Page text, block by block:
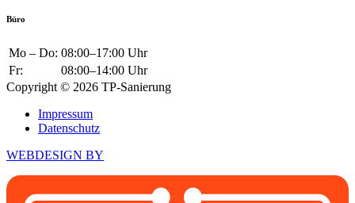
Büro
Mo – Do: 08:00–17:00 Uhr
Fr:
08:00–14:00 Uhr
Copyright © 2026 TP-Sanierung
Impressum
Datenschutz
WEBDESIGN BY